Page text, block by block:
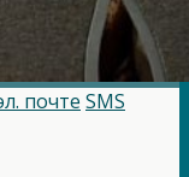
почте SMS